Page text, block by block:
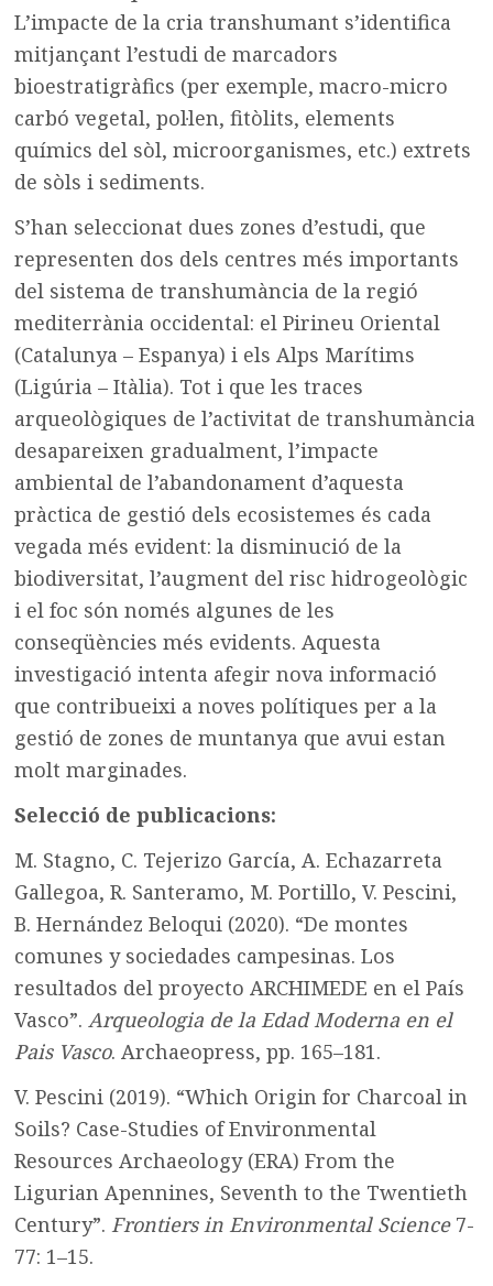
L’impacte de la cria transhumant s’identifica
mitjançant l’estudi de marcadors
bioestratigràfics (per exemple, macro-micro
carbó vegetal, pol·len, fitòlits, elements
químics del sòl, microorganismes, etc.) extrets
de sòls i sediments.
S’han seleccionat dues zones d’estudi, que
representen dos dels centres més importants
del sistema de transhumància de la regió
mediterrània occidental: el Pirineu Oriental
(Catalunya – Espanya) i els Alps Marítims
(Ligúria – Itàlia). Tot i que les traces
arqueològiques de l’activitat de transhumància
desapareixen gradualment, l’impacte
ambiental de l’abandonament d’aquesta
pràctica de gestió dels ecosistemes és cada
vegada més evident: la disminució de la
biodiversitat, l’augment del risc hidrogeològic
i el foc són només algunes de les
conseqüències més evidents. Aquesta
investigació intenta afegir nova informació
que contribueixi a noves polítiques per a la
gestió de zones de muntanya que avui estan
molt marginades.
Selecció de publicacions:
M. Stagno, C. Tejerizo García, A. Echazarreta
Gallegoa, R. Santeramo, M. Portillo, V. Pescini,
B. Hernández Beloqui (2020). “De montes
comunes y sociedades campesinas. Los
resultados del proyecto ARCHIMEDE en el País
Vasco”. Arqueologia de la Edad Moderna en el
Pais Vasco. Archaeopress, pp. 165–181.
V. Pescini (2019). “Which Origin for Charcoal in
Soils? Case-Studies of Environmental
Resources Archaeology (ERA) From the
Ligurian Apennines, Seventh to the Twentieth
Century”. Frontiers in Environmental Science7-
77: 1–15.